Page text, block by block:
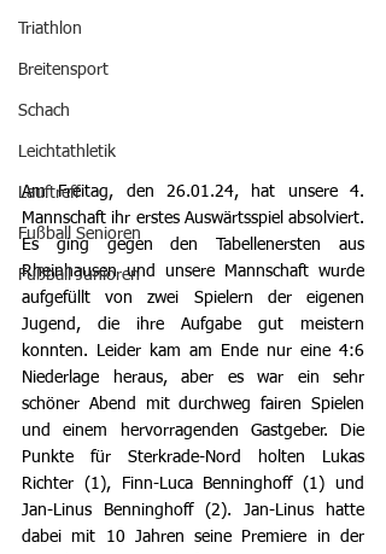
Triathlon
Breitensport
Schach
Leichtathletik
Lauftreff
Fußball Senioren
Fußball Junioren
Am Freitag, den 26.01.24, hat unsere 4.
Mannschaft ihr erstes Auswärtsspiel absolviert.
Es ging gegen den Tabellenersten aus
Rheinhausen und unsere Mannschaft wurde
aufgefüllt von zwei Spielern der eigenen
Jugend, die ihre Aufgabe gut meistern
konnten. Leider kam am Ende nur eine 4:6
Niederlage heraus, aber es war ein sehr
schöner Abend mit durchweg fairen Spielen
und einem hervorragenden Gastgeber. Die
Punkte für Sterkrade-Nord holten Lukas
Richter (1), Finn-Luca Benninghoff (1) und
Jan-Linus Benninghoff (2). Jan-Linus hatte
dabei mit 10 Jahren seine Premiere in der